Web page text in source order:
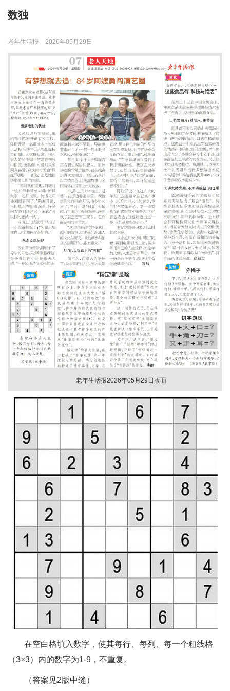
数独
老年生活报 2026年05月29日
老年生活报2026年05月29日版面
在空白格填入数字，使其每行、每列、每一个粗线格
（3×3）内的数字为1-9，不重复。
（答案见2版中缝）